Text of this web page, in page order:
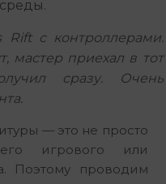
Rift с контроллерами.
мастер приехал в тот
сразу. Очень
— это не просто
игрового или
Поэтому проводим